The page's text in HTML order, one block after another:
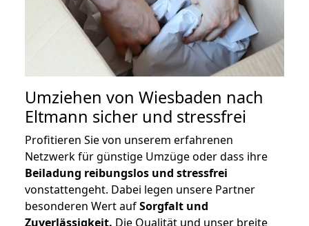
Umziehen von Wiesbaden nach
Eltmann sicher und stressfrei
Profitieren Sie von unserem erfahrenen
Netzwerk für günstige Umzüge oder dass ihre
Beiladung reibungslos und stressfrei
vonstattengeht. Dabei legen unsere Partner
besonderen Wert aufSorgfalt und
Zuverlässigkeit. Die Qualität und unser breite